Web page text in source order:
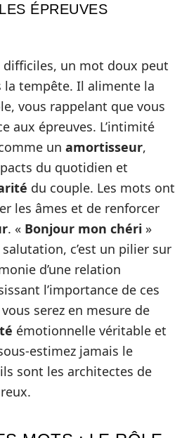
ÉPREUVES
difficiles, un mot doux peut
la tempête. Il alimente la
vous rappelant que vous
aux épreuves. L’intimité
un amortisseur,
du quotidien et
du couple. Les mots ont
les âmes et de renforcer
. « Bonjour mon chéri »
salutation, c’est un pilier sur
d’une relation
l’importance de ces
serez en mesure de
émotionnelle véritable et
estimez jamais le
sont les architectes de